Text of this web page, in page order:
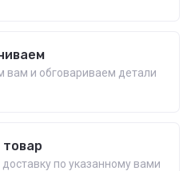
вам и обговариваем детали
по указанному вами